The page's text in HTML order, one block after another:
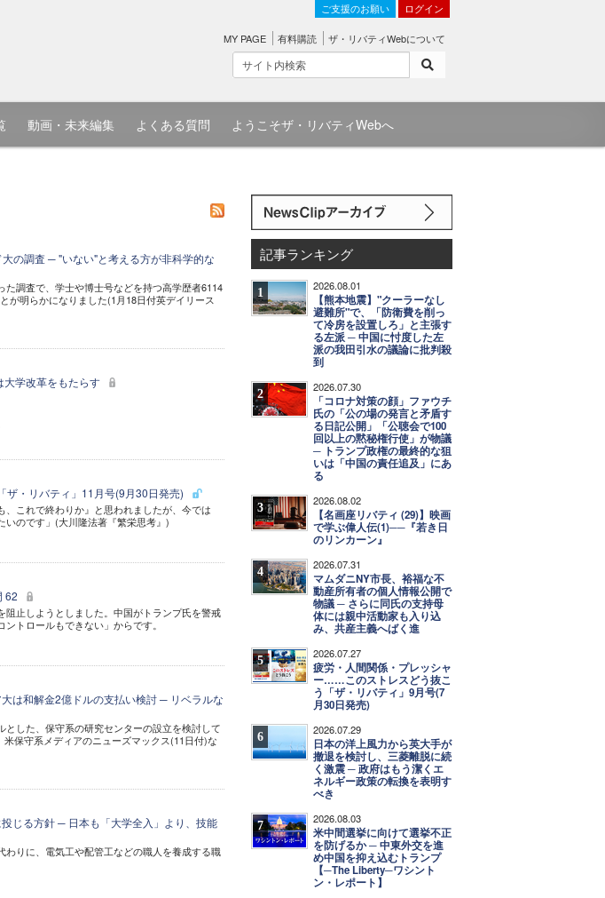
ご支援のお願い ログイン
MY PAGE 有料購読 ザ・リバティWebについて
動画・未来編集 よくある質問 ようこそザ・リバティWebへ
の調査 ─ "いない"と考える方が非科学的な
調査で、学士や博士号などを持つ高学歴者6114
が明らかになりました(1月18日付英デイリース
大学改革をもたらす
ザ・リバティ」11月号(9月30日発売)
、これで終わりか』と思われましたが、今では
いのです」(大川隆法著『繁栄思考』)
62
止しようとしました。中国がトランプ氏を警戒
トロールもできない」からです。
は和解金2億ドルの支払い検討 ─ リベラルな
した、保守系の研究センターの設立を検討して
保守系メディアのニューズマックス(11日付)な
じる方針 ─ 日本も「大学全入」より、技能
りに、電気工や配管工などの職人を養成する職
記事ランキング
1 2026.08.01
【熊本地震】"クーラーなし
避難所"で、「防衛費を削っ
て冷房を設置しろ」と主張す
る左派 ─ 中国に忖度した左
派の我田引水の議論に批判殺
到
2 2026.07.30
「コロナ対策の顔」ファウチ
氏の「公の場の発言と矛盾す
る日記公開」「公聴会で100
回以上の黙秘権行使」が物議
─ トランプ政権の最終的な狙
いは「中国の責任追及」にあ
る
3 2026.08.02
【名画座リバティ (29)】映画
で学ぶ偉人伝(1)──『若き日
のリンカーン』
4 2026.07.31
マムダニNY市長、裕福な不
動産所有者の個人情報公開で
物議 ─ さらに同氏の支持母
体には親中活動家も入り込
み、共産主義へばく進
5 2026.07.27
疲労・人間関係・プレッシャ
ー……このストレスどう抜こ
う「ザ・リバティ」9月号(7
月30日発売)
6 2026.07.29
日本の洋上風力から英大手が
撤退を検討し、三菱離脱に続
く激震 ─ 政府はもう潔くエ
ネルギー政策の転換を表明す
べき
7 2026.08.03
米中間選挙に向けて選挙不正
を防げるか ─ 中東外交を進
め中国を抑え込むトランプ
【─The Liberty─ワシント
ン・レポート】